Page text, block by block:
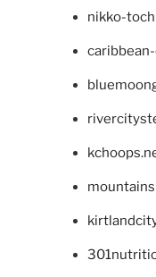
nikko-